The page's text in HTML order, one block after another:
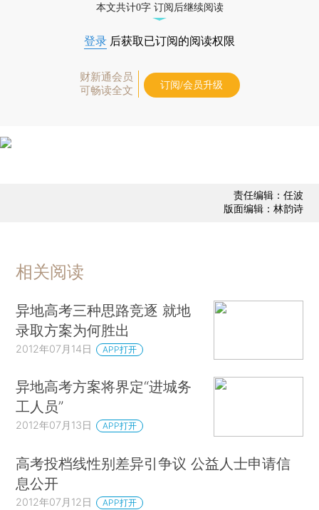
本文共计0字 订阅后继续阅读
登录 后获取已订阅的阅读权限
财新通会员
可畅读全文
订阅/会员升级
责任编辑：任波
版面编辑：林韵诗
相关阅读
异地高考三种思路竞逐 就地
录取方案为何胜出
2012年07月14日 APP打开
异地高考方案将界定“进城务
工人员”
2012年07月13日 APP打开
高考投档线性别差异引争议 公益人士申请信
息公开
2012年07月12日 APP打开